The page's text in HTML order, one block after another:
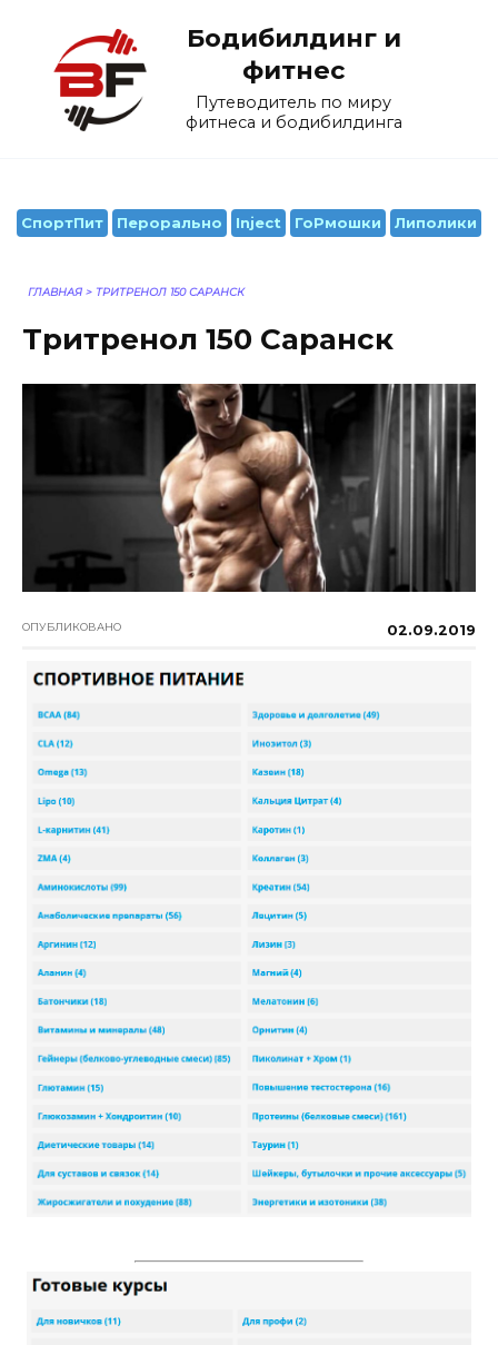
содержанию
Бодибилдинг и
фитнес
Путеводитель по миру
фитнеса и бодибилдинга
СпортПит Перорально Inject ГоРмошки Липолики
ГЛАВНАЯ > ТРИТРЕНОЛ 150 САРАНСК
Тритренол 150 Саранск
ОПУБЛИКОВАНО 02.09.2019